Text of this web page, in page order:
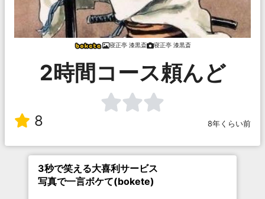
寝正亭 漆黒斎 寝正亭 漆黒斎
2時間コース頼んど
8 8年くらい前
3秒で笑える大喜利サービス
写真で一言ボケて(bokete)